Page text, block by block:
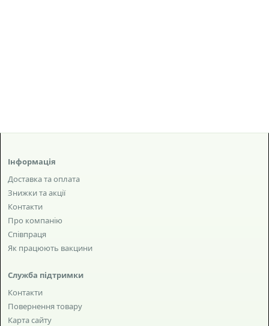
Інформація
Доставка та оплата
Знижки та акції
Контакти
Про компанію
Співпраця
Як працюють вакцини
Служба підтримки
Контакти
Повернення товару
Карта сайту